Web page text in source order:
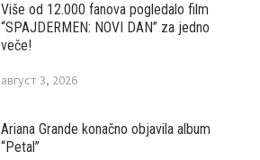
Više od 12.000 fanova pogledalo film
“SPAJDERMEN: NOVI DAN” za jedno
veče!
август 3, 2026
Ariana Grande konačno objavila album
“Petal”